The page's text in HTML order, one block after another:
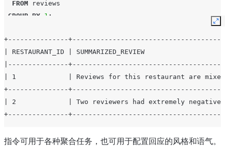
FROM
reviews
GROUP BY 1 ;
+---------------
| RESTAURANT_ID |
|---------------
| 1             | Reviews for this restaurant are mixed.
+---------------
| 2             | Two reviewers had extremely
+---------------
指令可用于各种聚合任务，也可用于配置回应的风格和语气。